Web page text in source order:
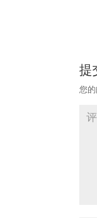
提
您的